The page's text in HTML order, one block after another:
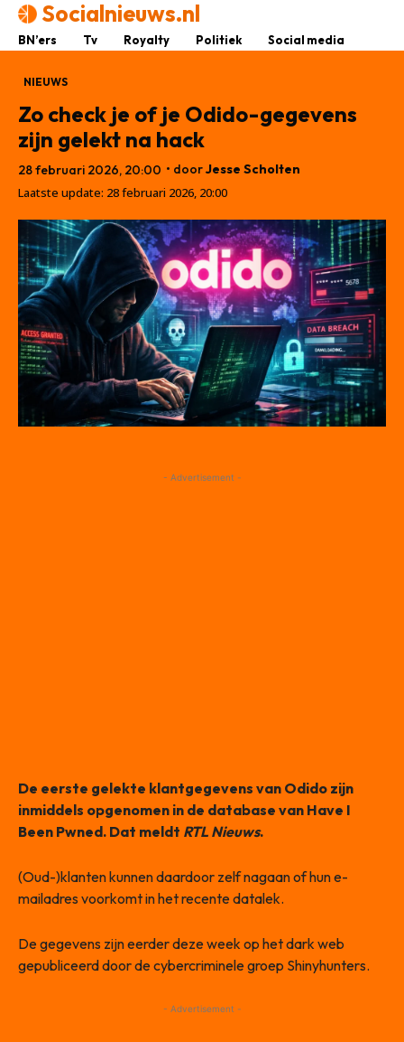
Socialnieuws.nl
BN’ers Tv Royalty Politiek Social media
NIEUWS
Zo check je of je Odido-gegevens
zijn gelekt na hack
28 februari 2026, 20:00 • doorJesse Scholten
Laatste update: 28 februari 2026, 20:00
- Advertisement -
De eerste gelekte klantgegevens van Odido zijn
inmiddels opgenomen in de database van Have I
Been Pwned. Dat meldt RTL Nieuws.
(Oud-)klanten kunnen daardoor zelf nagaan of hun e-
mailadres voorkomt in het recente datalek.
De gegevens zijn eerder deze week op het dark web
gepubliceerd door de cybercriminele groep Shinyhunters.
- Advertisement -